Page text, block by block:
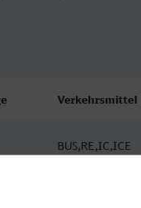
Verkehrsmittel
BUS,RE,IC,ICE